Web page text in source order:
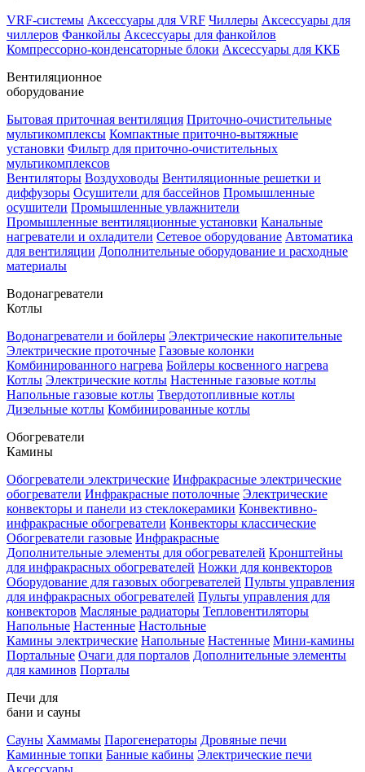
VRF-системы Аксессуары для VRF Чиллеры Аксессуары для
чиллеров Фанкойлы Аксессуары для фанкойлов
Компрессорно-конденсаторные блоки Аксессуары для ККБ
Вентиляционное
оборудование
Бытовая приточная вентиляция Приточно-очистительные
мультикомплексы Компактные приточно-вытяжные
установки Фильтр для приточно-очистительных
мультикомплексов
Вентиляторы Воздуховоды Вентиляционные решетки и
диффузоры Осушители для бассейнов Промышленные
осушители Промышленные увлажнители
Промышленные вентиляционные установки Канальные
нагреватели и охладители Сетевое оборудование Автоматика
для вентиляции Дополнительные оборудование и расходные
материалы
Водонагреватели
Котлы
Водонагреватели и бойлеры Электрические накопительные
Электрические проточные Газовые колонки
Комбинированного нагрева Бойлеры косвенного нагрева
Котлы Электрические котлы Настенные газовые котлы
Напольные газовые котлы Твердотопливные котлы
Дизельные котлы Комбинированные котлы
Обогреватели
Камины
Обогреватели электрические Инфракрасные электрические
обогреватели Инфракрасные потолочные Электрические
конвекторы и панели из стеклокерамики Конвективно-
инфракрасные обогреватели Конвекторы классические
Обогреватели газовые Инфракрасные
Дополнительные элементы для обогревателей Кронштейны
для инфракрасных обогревателей Ножки для конвекторов
Оборудование для газовых обогревателей Пульты управления
для инфракрасных обогревателей Пульты управления для
конвекторов Масляные радиаторы Тепловентиляторы
Напольные Настенные Настольные
Камины электрические Напольные Настенные Мини-камины
Портальные Очаги для порталов Дополнительные элементы
для каминов Порталы
Печи для
бани и сауны
Сауны Хаммамы Парогенераторы Дровяные печи
Каминные топки Банные кабины Электрические печи
Аксессуары